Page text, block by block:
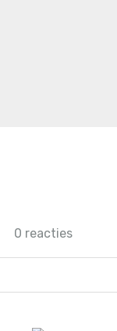
0 reacties